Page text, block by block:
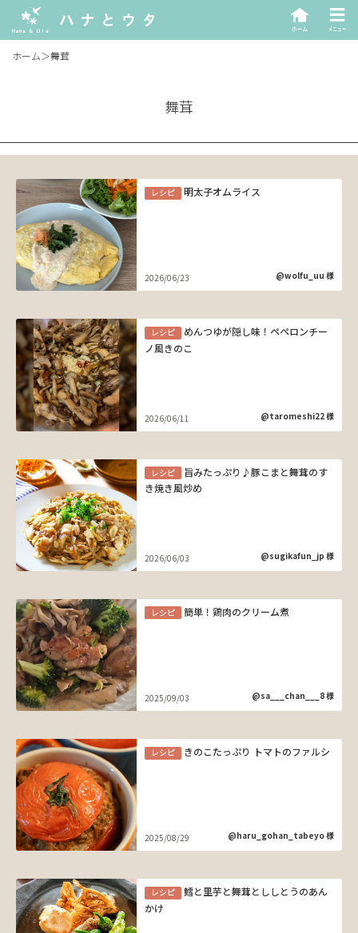
ホーム＞舞茸
舞茸
レシピ 明太子オムライス
2026/06/23 @wolfu_uu 様
レシピ
めんつゆが隠し味！ペペロンチー
ノ風きのこ
2026/06/11 @taromeshi22 様
レシピ
旨みたっぷり♪豚こまと舞茸のす
き焼き風炒め
2026/06/03 @sugikafun_jp 様
レシピ 簡単！鶏肉のクリーム煮
2025/09/03 @sa___chan___8 様
レシピ きのこたっぷり トマトのファルシ
2025/08/29 @haru_gohan_tabeyo 様
レシピ
鱈と里芋と舞茸とししとうのあん
かけ